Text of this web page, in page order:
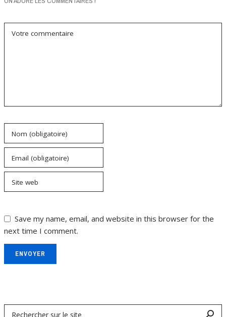
Votre commentaire
Nom (obligatoire)
Email (obligatoire)
Site web
Save my name, email, and website in this browser for the
next time I comment.
ENVOYER